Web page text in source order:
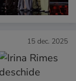
15 dec. 2025